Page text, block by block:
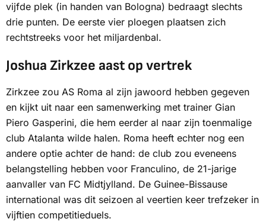
vijfde plek (in handen van Bologna) bedraagt slechts
drie punten. De eerste vier ploegen plaatsen zich
rechtstreeks voor het miljardenbal.
Joshua Zirkzee aast op vertrek
Zirkzee zou AS Roma al zijn jawoord hebben gegeven
en kijkt uit naar een samenwerking met trainer Gian
Piero Gasperini, die hem eerder al naar zijn toenmalige
club Atalanta wilde halen. Roma heeft echter nog een
andere optie achter de hand: de club zou eveneens
belangstelling hebben voor Franculino, de 21-jarige
aanvaller van FC Midtjylland. De Guinee-Bissause
international was dit seizoen al veertien keer trefzeker in
vijftien competitieduels.